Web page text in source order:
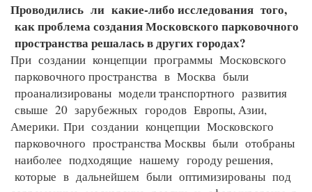
Проводились ли какие-либо исследования того,
как проблема создания Московского парковочного
пространства решалась в других городах?
При создании концепции программы Московского
парковочного пространства в Москва были
проанализированы модели транспортного развития
свыше 20 зарубежных городов Европы, Азии,
Америки. При создании концепции Московского
парковочного пространства Москвы были отобраны
наиболее подходящие нашему городу решения,
которые в дальнейшем были оптимизированы под